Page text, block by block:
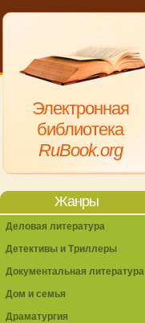
Электронная
библиотека
RuBook.org
Жанры
Деловая литература
Детективы и Триллеры
Документальная литература
Дом и семья
Драматургия